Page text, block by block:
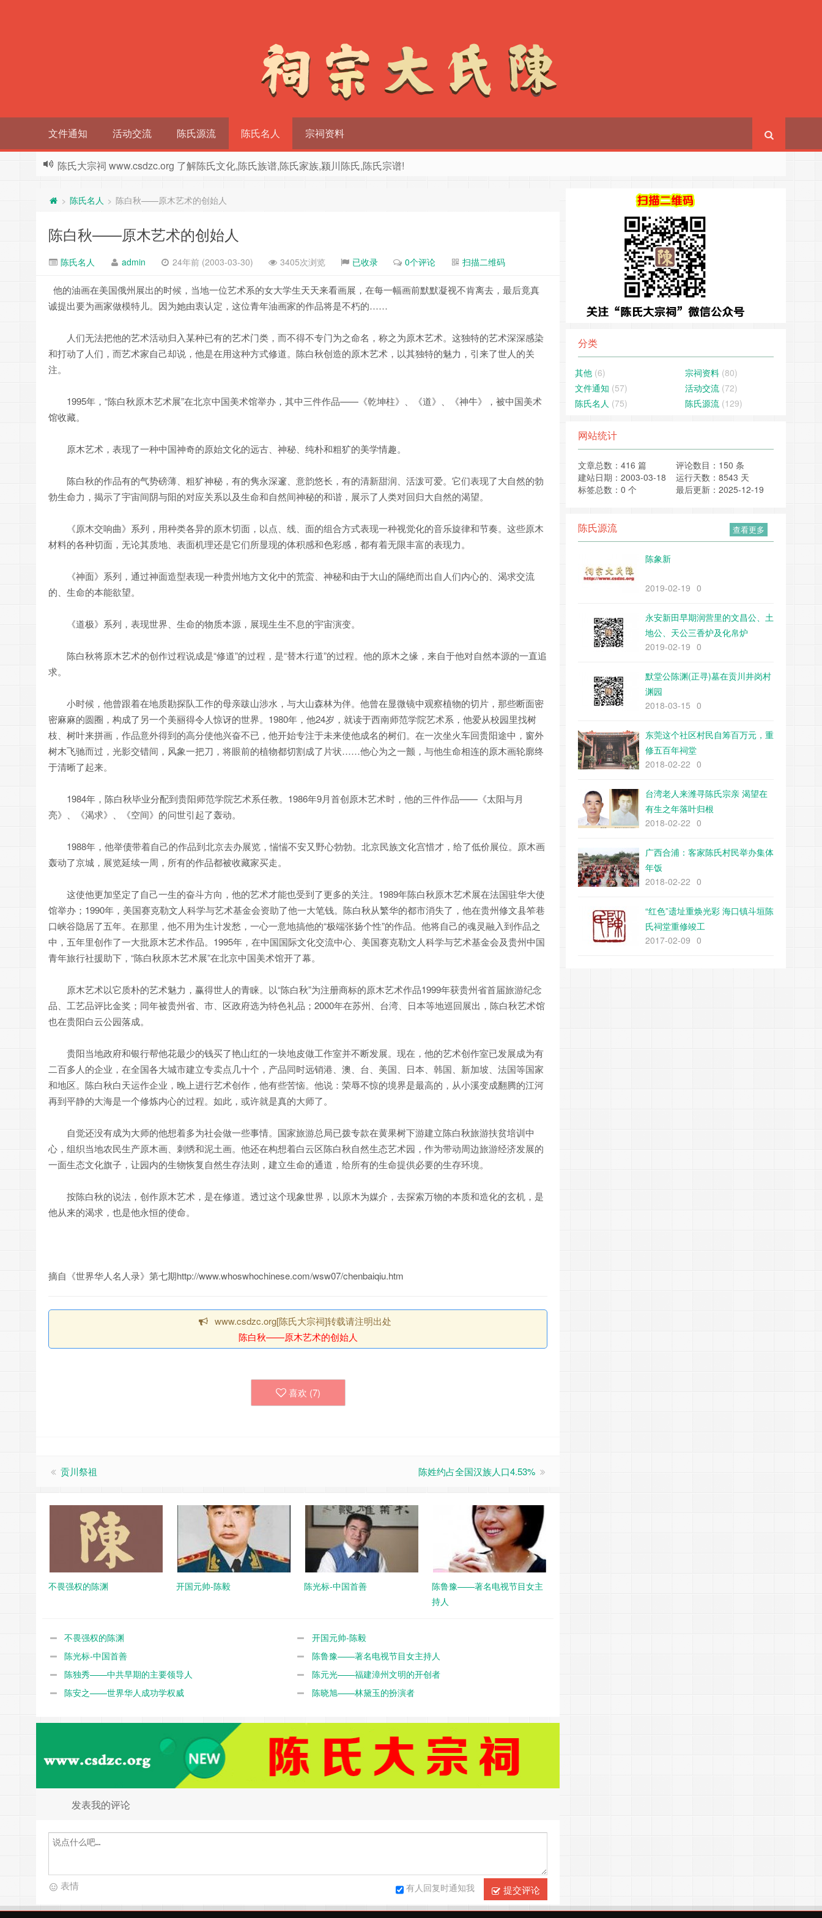
文件通知 活动交流 陈氏源流 陈氏名人 宗祠资料
陈氏大宗祠 www.csdzc.org 了解陈氏文化,陈氏族谱,陈氏家族,颍川陈氏,陈氏宗谱!
> 陈氏名人 > 陈白秋——原木艺术的创始人
陈白秋——原木艺术的创始人
陈氏名人 admin 24年前 (2003-03-30) 3405次浏览 已收录 0个评论 扫描二维码
他的油画在美国俄州展出的时候，当地一位艺术系的女大学生天天来看画展，在每一幅画前默默凝视不肯离去，最后竟真
诚提出要为画家做模特儿。因为她由衷认定，这位青年油画家的作品将是不朽的……
人们无法把他的艺术活动归入某种已有的艺术门类，而不得不专门为之命名，称之为原木艺术。这独特的艺术深深感染
和打动了人们，而艺术家自己却说，他是在用这种方式修道。陈白秋创造的原木艺术，以其独特的魅力，引来了世人的关
注。
1995年，“陈白秋原木艺术展”在北京中国美术馆举办，其中三件作品——《乾坤柱》、《道》、《神牛》，被中国美术
馆收藏。
原木艺术，表现了一种中国神奇的原始文化的远古、神秘、纯朴和粗犷的美学情趣。
陈白秋的作品有的气势磅薄、粗犷神秘，有的隽永深邃、意韵悠长，有的清新甜润、活泼可爱。它们表现了大自然的勃
勃生命力，揭示了宇宙间阴与阳的对应关系以及生命和自然间神秘的和谐，展示了人类对回归大自然的渴望。
《原木交响曲》系列，用种类各异的原木切面，以点、线、面的组合方式表现一种视觉化的音乐旋律和节奏。这些原木
材料的各种切面，无论其质地、表面机理还是它们所显现的体积感和色彩感，都有着无限丰富的表现力。
《神面》系列，通过神面造型表现一种贵州地方文化中的荒蛮、神秘和由于大山的隔绝而出自人们内心的、渴求交流
的、生命的本能欲望。
《道极》系列，表现世界、生命的物质本源，展现生生不息的宇宙演变。
陈白秋将原木艺术的创作过程说成是“修道”的过程，是“替木行道”的过程。他的原木之缘，来自于他对自然本源的一直追
求。
小时候，他曾跟着在地质勘探队工作的母亲跋山涉水，与大山森林为伴。他曾在显微镜中观察植物的切片，那些断面密
密麻麻的圆圈，构成了另一个美丽得令人惊讶的世界。1980年，他24岁，就读于西南师范学院艺术系，他爱从校园里找树
枝、树叶来拼画，作品意外得到的高分使他兴奋不已，他开始专注于未来使他成名的树们。在一次坐火车回贵阳途中，窗外
树木飞驰而过，光影交错间，风象一把刀，将眼前的植物都切割成了片状……他心为之一颤，与他生命相连的原木画轮廓终
于清晰了起来。
1984年，陈白秋毕业分配到贵阳师范学院艺术系任教。1986年9月首创原木艺术时，他的三件作品——《太阳与月
亮》、《渴求》、《空间》的问世引起了轰动。
1988年，他举债带着自己的作品到北京去办展览，惴惴不安又野心勃勃。北京民族文化宫惜才，给了低价展位。原木画
轰动了京城，展览延续一周，所有的作品都被收藏家买走。
这使他更加坚定了自己一生的奋斗方向，他的艺术才能也受到了更多的关注。1989年陈白秋原木艺术展在法国驻华大使
馆举办；1990年，美国赛克勒文人科学与艺术基金会资助了他一大笔钱。陈白秋从繁华的都市消失了，他在贵州修文县笮巷
口峡谷隐居了五年。在那里，他不用为生计发愁，一心一意地搞他的“极端张扬个性”的作品。他将自己的魂灵融入到作品之
中，五年里创作了一大批原木艺术作品。1995年，在中国国际文化交流中心、美国赛克勒文人科学与艺术基金会及贵州中国
青年旅行社援助下，“陈白秋原木艺术展”在北京中国美术馆开了幕。
原木艺术以它质朴的艺术魅力，赢得世人的青睐。以“陈白秋”为注册商标的原木艺术作品1999年获贵州省首届旅游纪念
品、工艺品评比金奖；同年被贵州省、市、区政府选为特色礼品；2000年在苏州、台湾、日本等地巡回展出，陈白秋艺术馆
也在贵阳白云公园落成。
贵阳当地政府和银行帮他花最少的钱买了艳山红的一块地皮做工作室并不断发展。现在，他的艺术创作室已发展成为有
二百多人的企业，在全国各大城市建立专卖点几十个，产品同时远销港、澳、台、美国、日本、韩国、新加坡、法国等国家
和地区。陈白秋白天运作企业，晚上进行艺术创作，他有些苦恼。他说：荣辱不惊的境界是最高的，从小溪变成翻腾的江河
再到平静的大海是一个修炼内心的过程。如此，或许就是真的大师了。
自觉还没有成为大师的他想着多为社会做一些事情。国家旅游总局已拨专款在黄果树下游建立陈白秋旅游扶贫培训中
心，组织当地农民生产原木画、刺绣和泥土画。他还在构想着白云区陈白秋自然生态艺术园，作为带动周边旅游经济发展的
一面生态文化旗子，让园内的生物恢复自然生存法则，建立生命的通道，给所有的生命提供必要的生存环境。
按陈白秋的说法，创作原木艺术，是在修道。透过这个现象世界，以原木为媒介，去探索万物的本质和造化的玄机，是
他从来的渴求，也是他永恒的使命。
摘自《世界华人名人录》第七期http://www.whoswhochinese.com/wsw07/chenbaiqiu.htm
www.csdzc.org[陈氏大宗祠]转载请注明出处
陈白秋——原木艺术的创始人
喜欢 (7)
贡川祭祖 陈姓约占全国汉族人口4.53%
不畏强权的陈渊 开国元帅-陈毅 陈光标-中国首善
陈鲁豫——著名电视节目女主
持人
不畏强权的陈渊
开国元帅-陈毅
陈光标-中国首善
陈鲁豫——著名电视节目女主持人
陈独秀——中共早期的主要领导人
陈元光——福建漳州文明的开创者
陈安之——世界华人成功学权威
陈晓旭——林黛玉的扮演者
发表我的评论
提交评论
有人回复时通知我
表情
分类
其他 (6) 宗祠资料 (80)
文件通知 (57) 活动交流 (72)
陈氏名人 (75) 陈氏源流 (129)
网站统计
文章总数：416 篇
评论数目：150 条
建站日期：2003-03-18
运行天数：8543 天
标签总数：0 个
最后更新：2025-12-19
查看更多
陈氏源流
陈象新
2019-02-19 0
永安新田早期润营里的文昌公、土
地公、天公三香炉及化帛炉
2019-02-19 0
默堂公陈渊(正寻)墓在贡川井岗村
渊园
2018-03-15 0
东莞这个社区村民自筹百万元，重
修五百年祠堂
2018-02-22 0
台湾老人来潍寻陈氏宗亲 渴望在
有生之年落叶归根
2018-02-22 0
广西合浦：客家陈氏村民举办集体
年饭
2018-02-22 0
“红色”遗址重焕光彩 海口镇斗垣陈
氏祠堂重修竣工
2017-02-09 0